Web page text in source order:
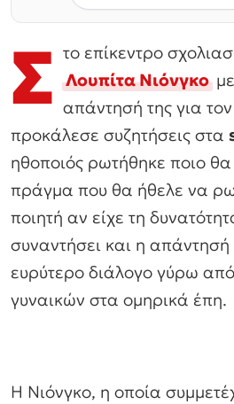
Σ το επίκεντρο
Λουπίτα Νιόνγκο
απάντησή της για
προκάλεσε συζητήσεις στα
ηθοποιός ρωτήθηκε ποιο
πράγμα που θα ήθελε να
ποιητή αν είχε τη
συναντήσει και η απάντησή
ευρύτερο διάλογο γύρω
γυναικών στα ομηρικά έπη.
Η Νιόνγκο, η οποία